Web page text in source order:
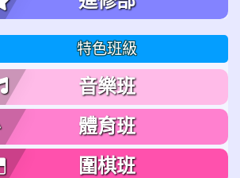
特色班級
音樂班
體育班
圍棋班